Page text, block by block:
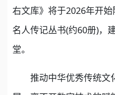
右文库》将于2026年开
名人传记丛书(约60册)，
堂。
推动中华优秀传统文